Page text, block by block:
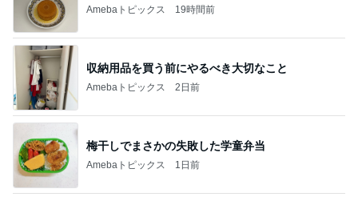
Amebaトピックス 19時間前
収納用品を買う前にやるべき大切なこと
Amebaトピックス 2日前
梅干しでまさかの失敗した学童弁当
Amebaトピックス 1日前